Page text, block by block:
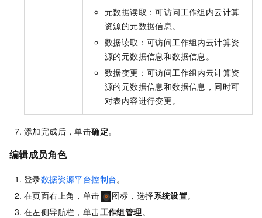
元数据读取：可访问工作组内云计算
资源的元数据信息。
数据读取：可访问工作组内云计算资
源的元数据信息和数据信息。
数据变更：可访问工作组内云计算资
源的元数据信息和数据信息，同时可
对表内容进行变更。
添加完成后，单击确定。
编辑成员角色
登录数据资源平台控制台。
在页面右上角，单击
图标，选择系统设置。
在左侧导航栏，单击工作组管理。